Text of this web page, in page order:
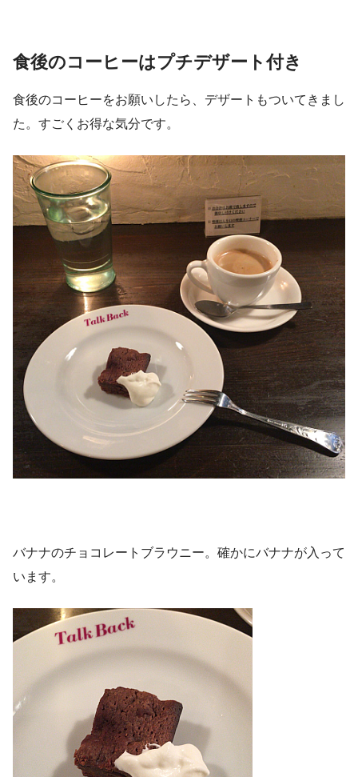
食後のコーヒーはプチデザート付き
食後のコーヒーをお願いしたら、デザートもついてきまし
た。すごくお得な気分です。
バナナのチョコレートブラウニー。確かにバナナが入って
います。